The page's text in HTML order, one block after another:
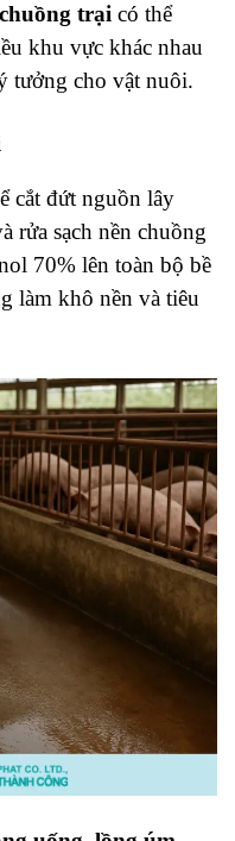
trại có thể
khu vực khác nhau
tưởng cho vật nuôi.
cắt đứt nguồn lây
rửa sạch nền chuồng
70% lên toàn bộ bề
làm khô nền và tiêu